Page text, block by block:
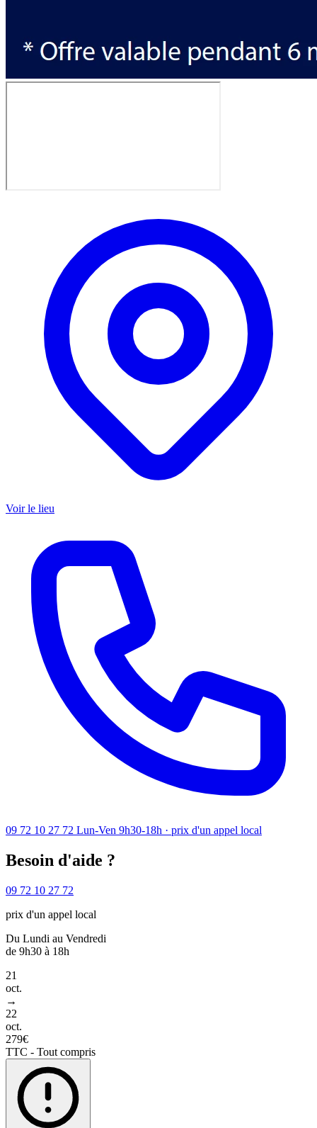
Voir le lieu
09 72 10 27 72 Lun-Ven 9h30-18h · prix d'un appel local
Besoin d'aide ?
09 72 10 27 72
prix d'un appel local
Du Lundi au Vendredi
de 9h30 à 18h
21
oct.
→
22
oct.
279€
TTC - Tout compris